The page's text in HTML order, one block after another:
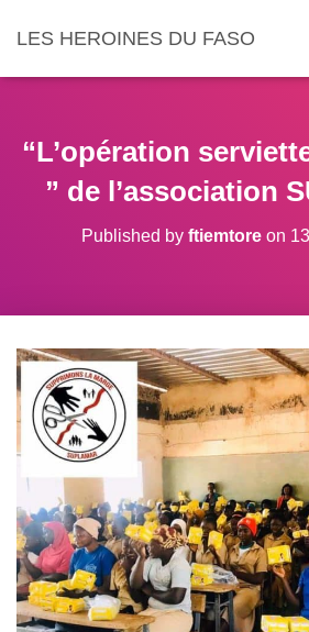
LES HEROINES DU FASO
“L’opération
” de l’association
Published by ftiemtore on